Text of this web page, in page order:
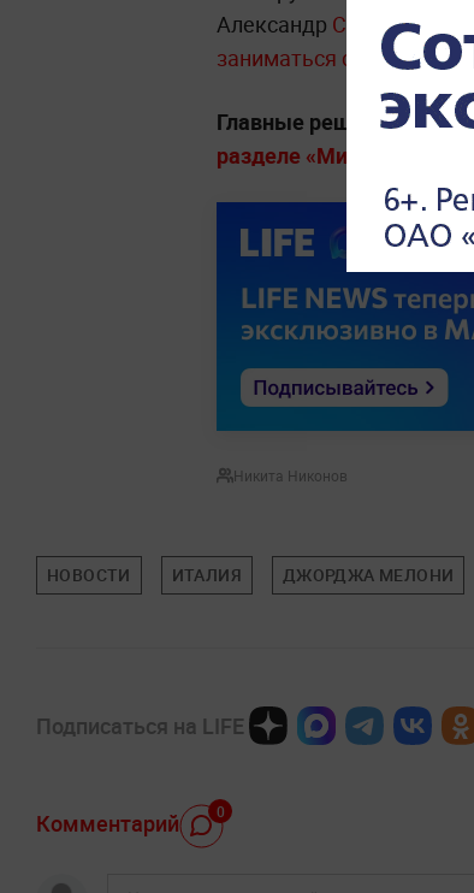
Александр Стубб взял
заниматься страны
Главные решения
разделе «Мировая
Никита Никонов
НОВОСТИ ИТАЛИЯ ДЖОРДЖА МЕЛОНИ
Подписаться на LIFE
Комментарий 0